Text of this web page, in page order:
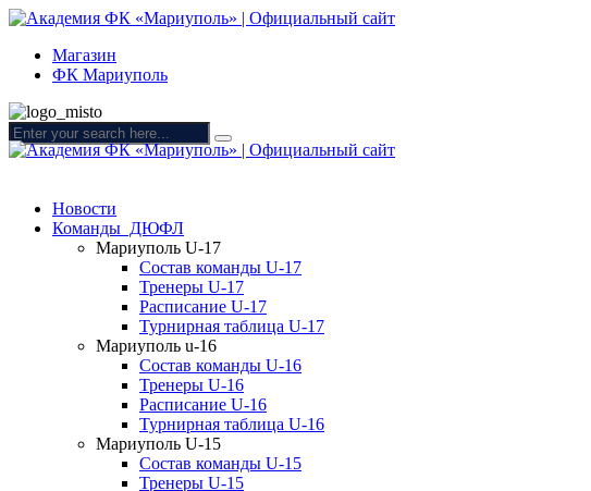
Магазин
ФК Мариуполь
Новости
Команды ДЮФЛ
Мариуполь U-17
Состав команды U-17
Тренеры U-17
Расписание U-17
Турнирная таблица U-17
Мариуполь u-16
Состав команды U-16
Тренеры U-16
Расписание U-16
Турнирная таблица U-16
Мариуполь U-15
Состав команды U-15
Тренеры U-15